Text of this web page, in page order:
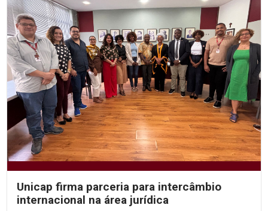
Unicap firma parceria para intercâmbio
internacional na área jurídica